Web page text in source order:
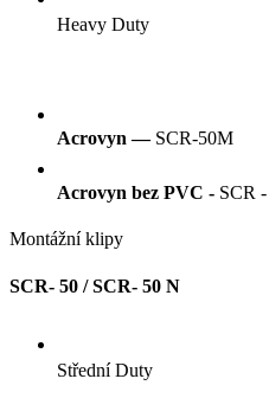
Heavy Duty
Acrovyn — SCR-50M
Acrovyn bez PVC - SCR
Montážní klipy
SCR- 50 / SCR- 50 N
Střední Duty